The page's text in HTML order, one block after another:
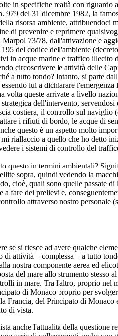
in specifiche realtà con riguardo
del 31 dicembre 1982, la
risorsa ambiente,
di prevenire e reprimere
73/78, dall'attivazione e
del codice dell'ambiente
in acque marine e traffico illecito
circoscrivere le attività delle
a tutto tondo? Intanto, si parte
lui a dichiarare
volta queste arrivate a livello
dell'intervento,
costiera, il controllo sul naviglio
i rifiuti di bordo, le acque di
questo è un aspetto molto
riallaccio a quello che ho detto
i sistemi di controllo del
in termini ambientali?
sopra, quindi vedendo la
cioè, quali sono quelle passate
a fare dei prelievi e,
attraverso nostro
se si riesce ad avere qualche
attività – complessa – a tutto
nostra componente aerea ed
del mare allo strumento stesso
in mare. Tra l'altro, proprio nel
di Monaco proprio per
Francia, del Principato di
di vista.
anche l'attualità della questione